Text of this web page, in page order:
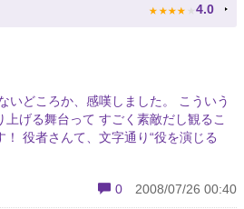
★ ★ ★ ★ ★ 4.0
いどころか、感嘆しました。 こういう
げる舞台って すごく素敵だし観るこ
役者さんて、文字通り“役を演じる
0 2008/07/26 00:40